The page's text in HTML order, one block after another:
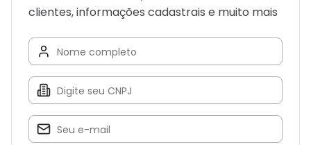
clientes, informações cadastrais e muito mais